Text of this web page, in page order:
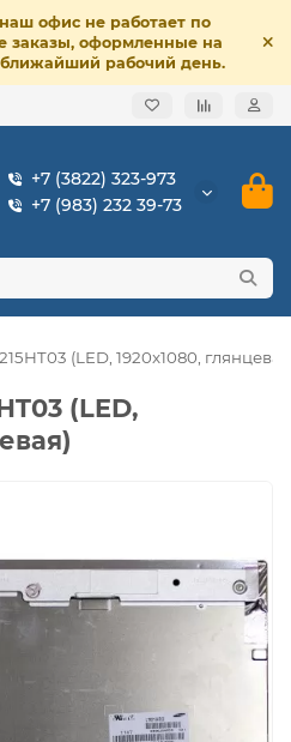
офис не работает по
заказы, оформленные на
ближайший рабочий день.
+7 (3822) 323-973
+7 (983) 232 39-73
(LED, 1920x1080,
(LED,